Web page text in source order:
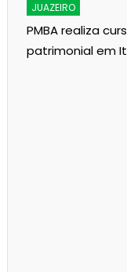
JUAZEIRO
PMBA realiza
patrimonial em